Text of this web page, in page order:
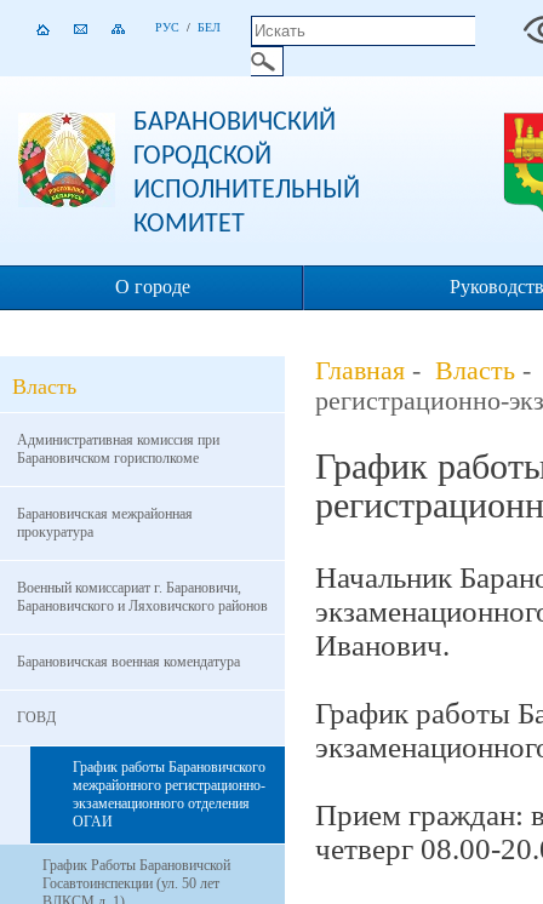
РУС / БЕЛ
БАРАНОВИЧСКИЙ
ГОРОДСКОЙ
ИСПОЛНИТЕЛЬНЫЙ
КОМИТЕТ
О городе
Власть
Административная комиссия при
Барановичском горисполкоме
Барановичская межрайонная
прокуратура
Военный комиссариат г. Барановичи,
Барановичского и Ляховичского районов
Барановичская военная комендатура
ГОВД
График работы Барановичского
межрайонного регистрационно-
экзаменационного отделения
ОГАИ
График Работы Барановичской
Госавтоинспекции (ул. 50 лет
Главная - Власть
регистрационно-
График
Начальник
Иванович.
График работы
Прием граждан:
четверг 08.00-